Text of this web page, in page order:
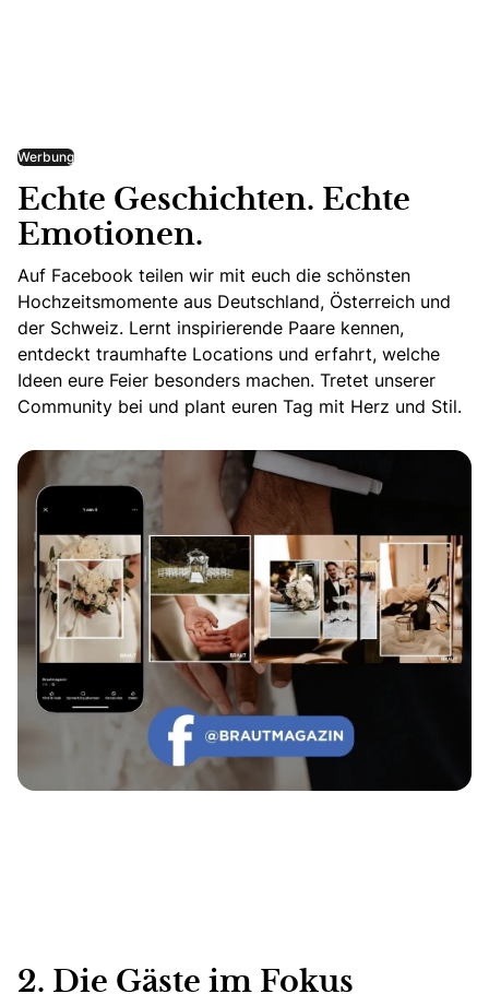
Werbung
Echte Geschichten. Echte
Emotionen.
Auf Facebook teilen wir mit euch die schönsten
Hochzeitsmomente aus Deutschland, Österreich und
der Schweiz. Lernt inspirierende Paare kennen,
entdeckt traumhafte Locations und erfahrt, welche
Ideen eure Feier besonders machen. Tretet unserer
Community bei und plant euren Tag mit Herz und Stil.
Echte Geschichten. Echte Emotionen.
2. Die Gäste im Fokus